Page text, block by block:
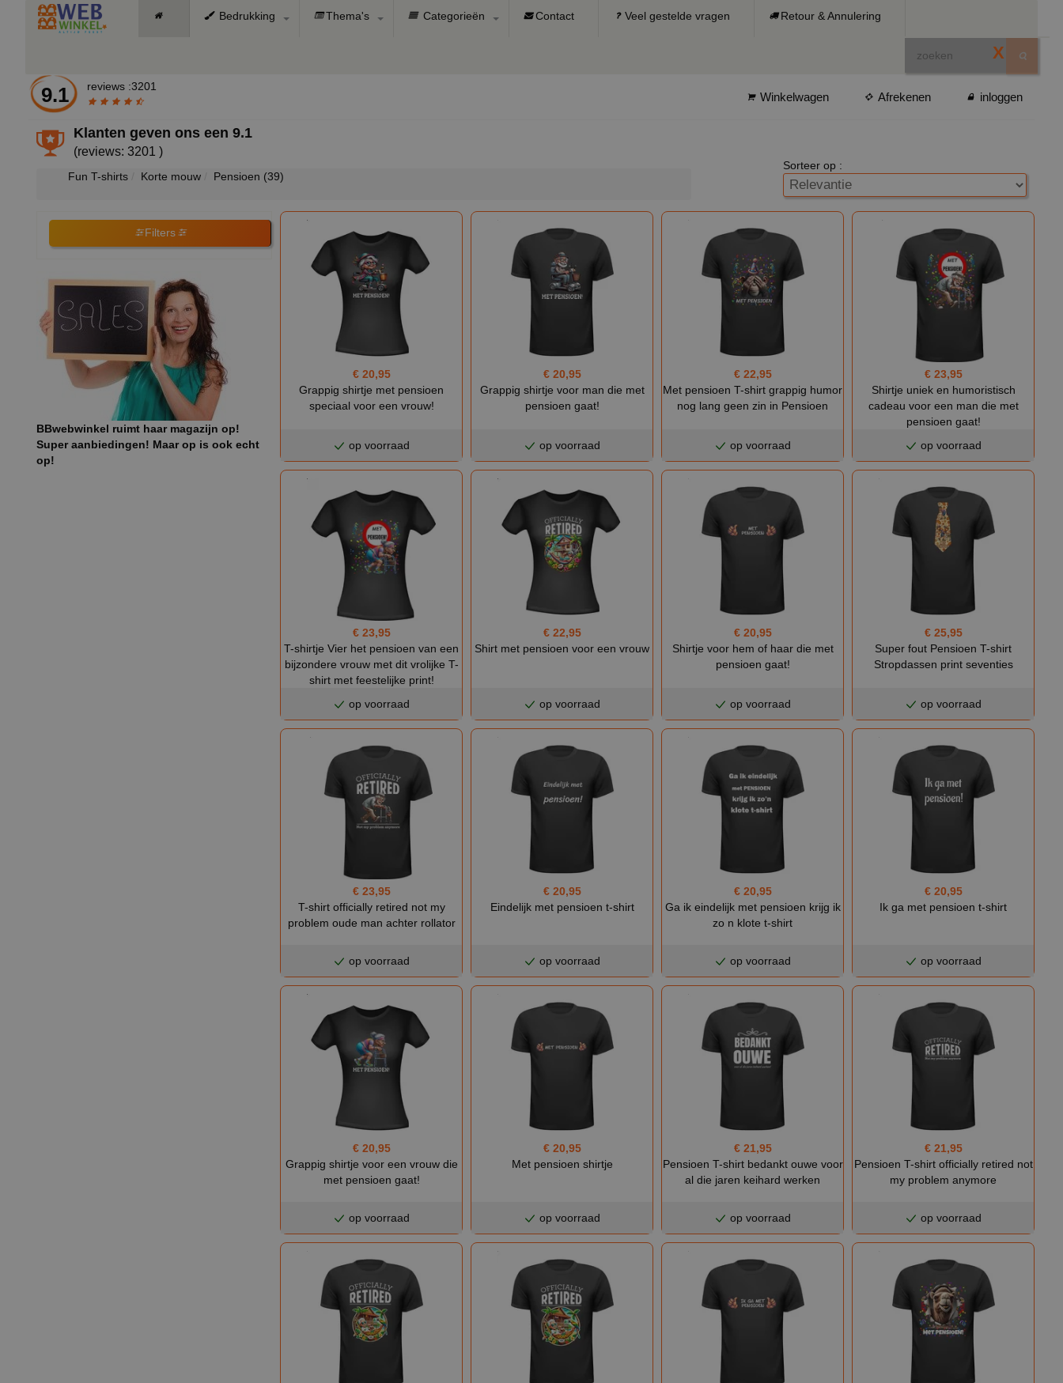
Bedrukking Thema's Categorieën Contact Veel gestelde vragen Retour & Annulering
X
9.1 reviews :3201
Winkelwagen Afrekenen inloggen
Klanten geven ons een9.1
(reviews: 3201 )
Fun T-shirts Korte mouw Pensioen (39)
Sorteer op :
Filters
BBwebwinkel ruimt haar magazijn op!
Super aanbiedingen! Maar op is ook echt
op!
€ 20,95
Grappig shirtje met pensioen
speciaal voor een vrouw!
op voorraad
€ 20,95
Grappig shirtje voor man die met
pensioen gaat!
op voorraad
€ 22,95
Met pensioen T-shirt grappig humor
nog lang geen zin in Pensioen
op voorraad
€ 23,95
Shirtje uniek en humoristisch
cadeau voor een man die met
pensioen gaat!
op voorraad
€ 23,95
T-shirtje Vier het pensioen van een
bijzondere vrouw met dit vrolijke T-
shirt met feestelijke print!
op voorraad
€ 22,95
Shirt met pensioen voor een vrouw
op voorraad
€ 20,95
Shirtje voor hem of haar die met
pensioen gaat!
op voorraad
€ 25,95
Super fout Pensioen T-shirt
Stropdassen print seventies
op voorraad
€ 23,95
T-shirt officially retired not my
problem oude man achter rollator
op voorraad
€ 20,95
Eindelijk met pensioen t-shirt
op voorraad
€ 20,95
Ga ik eindelijk met pensioen krijg ik
zo n klote t-shirt
op voorraad
€ 20,95
Ik ga met pensioen t-shirt
op voorraad
€ 20,95
Grappig shirtje voor een vrouw die
met pensioen gaat!
op voorraad
€ 20,95
Met pensioen shirtje
op voorraad
€ 21,95
Pensioen T-shirt bedankt ouwe voor
al die jaren keihard werken
op voorraad
€ 21,95
Pensioen T-shirt officially retired not
my problem anymore
op voorraad